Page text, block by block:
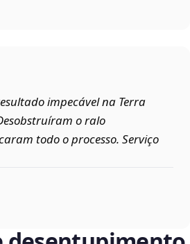
impecável na Terra
o ralo
todo o processo. Serviço